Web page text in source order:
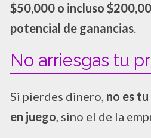
$50,000 o incluso
potencial de ganancias.
No arriesgas tu
Si pierdes dinero, no es
en juego, sino el de la